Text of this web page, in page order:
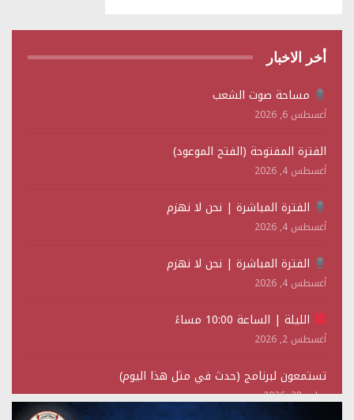
أخر الاخبار
مساحة صوت الشعب
أغسطس 6, 2026
الفترة المفتوحة (الفتح الموعود)
أغسطس 4, 2026
الفترة المباشرة | نحن لا نهزم
أغسطس 4, 2026
الفترة المباشرة | نحن لا نهزم
أغسطس 4, 2026
الليلة | الساعة 10:00 مساءً
أغسطس 2, 2026
تستمعون لبرنامج (حدث في مثل هذا اليوم)
يوليو 28, 2026